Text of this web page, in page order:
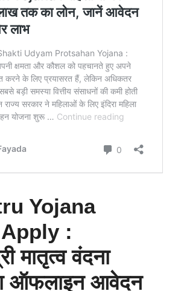
Yojana
:
मातृत्व वंदना
ऑफलाइन आवेदन